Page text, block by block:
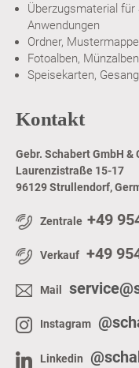
Überzugsmaterial für
Anwendungen
Ordner,
Fotoalben,
Speisekarten,
Kontakt
Gebr. Schabert GmbH &
Laurenzistraße 15-17
96129 Strullendorf,
Zentrale +49
Verkauf +49
Mail
Instagram
Linkedin